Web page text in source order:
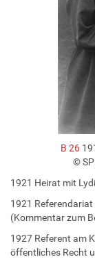
B 26
©
1921 Heirat mit
1921
(Kommentar zum
1927 Referent am
öffentliches Recht